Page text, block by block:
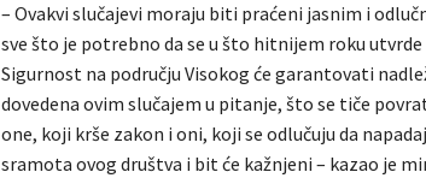
– Ovakvi slučajevi moraju biti praćeni jasnim i
sve što je potrebno da se u što hitnijem roku
Sigurnost na području Visokog će garantovati
dovedena ovim slučajem u pitanje, što se tiče
one, koji krše zakon i oni, koji se odlučuju da
sramota ovog društva i bit će kažnjeni – kazao je